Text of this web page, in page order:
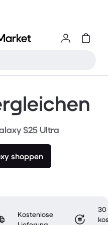
S25 Ultra
shoppen
Kostenlose
30